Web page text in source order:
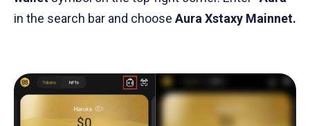
in the search bar and choose Aura Xstaxy Mainnet.